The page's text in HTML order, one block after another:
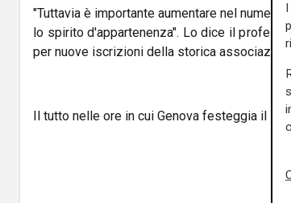
"Tuttavia è importante aumentare nel
lo spirito d'appartenenza". Lo dice il
per nuove iscrizioni della storica
Il tutto nelle ore in cui Genova festeggia il